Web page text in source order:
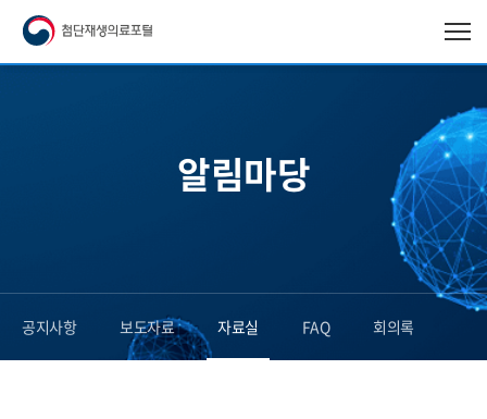
알림마당
공지사항 보도자료 자료실 FAQ 회의록